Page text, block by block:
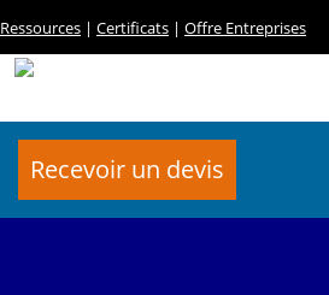
Ressources | Certificats | Offre Entreprises
Recevoir un devis